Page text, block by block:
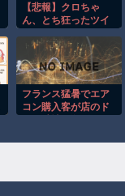
【悲報】クロちゃ
ん、とち狂ったツイ
ｗｗｗｗｗｗｗ
フランス猛暑でエア
コン購入客が店のド